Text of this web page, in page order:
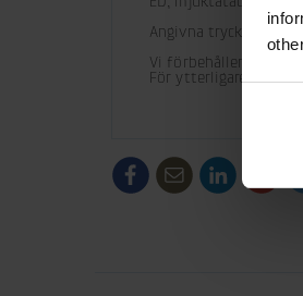
Angivna tryck skall
Vi förbehåller oss
För ytterligare
/generic/labels/
social-
/generic/
social-